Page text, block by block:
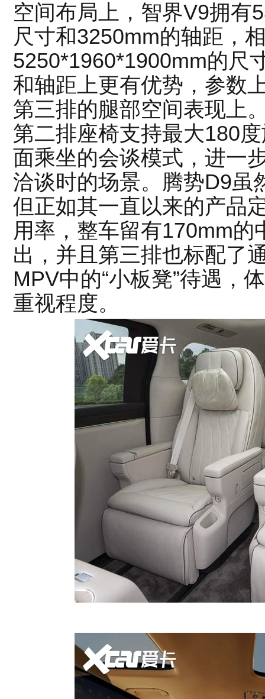
空间布局上，智界V9拥有
尺寸和3250mm的轴距，
5250*1960*1900mm的尺
和轴距上更有优势，参数
第三排的腿部空间表现上
第二排座椅支持最大180
面乘坐的会谈模式，进一
洽谈时的场景。腾势D9虽
但正如其一直以来的产品
用率，整车留有170mm
出，并且第三排也标配了
MPV中的“小板凳”待遇，
重视程度。